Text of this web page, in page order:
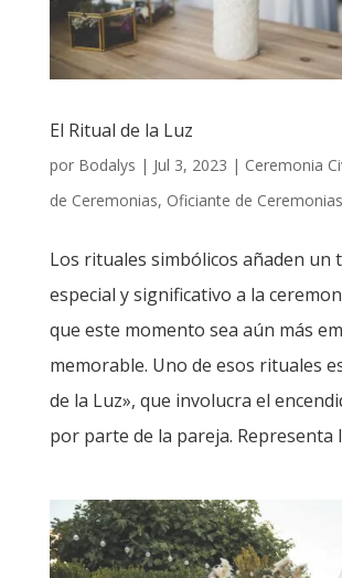
El Ritual de la Luz
por Bodalys | Jul 3, 2023 | Ceremonia
de Ceremonias, Oficiante de Ceremonias
Los rituales simbólicos añaden un
especial y significativo a la
que este momento sea aún más
memorable. Uno de esos rituales
de la Luz», que involucra el
por parte de la pareja. Representa